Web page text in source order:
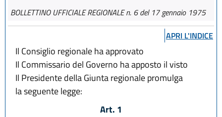
BOLLETTINO UFFICIALE REGIONALE n. 6 del 17 gennaio 1975
APRI L'INDICE
Il Consiglio regionale ha approvato
Il Commissario del Governo ha apposto il visto
Il Presidente della Giunta regionale promulga
la seguente legge:
Art. 1